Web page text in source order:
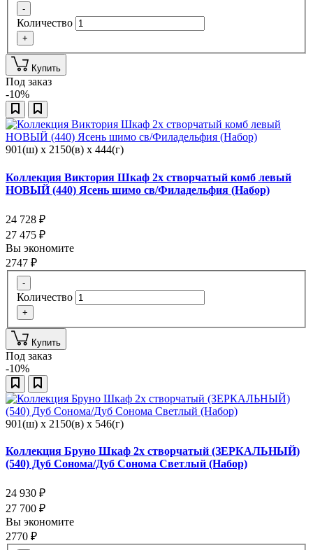
-
Количество
+
Купить
Под заказ
-10%
901(ш) x 2150(в) x 444(г)
Коллекция Виктория Шкаф 2х створчатый комб левый
НОВЫЙ (440) Ясень шимо св/Филадельфия (Набор)
24 728 ₽
27 475 ₽
Вы экономите
2747 ₽
-
Количество
+
Купить
Под заказ
-10%
901(ш) x 2150(в) x 546(г)
Коллекция Бруно Шкаф 2х створчатый (ЗЕРКАЛЬНЫЙ)
(540) Дуб Сонома/Дуб Сонома Светлый (Набор)
24 930 ₽
27 700 ₽
Вы экономите
2770 ₽